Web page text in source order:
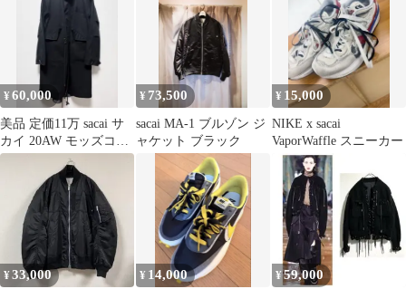
¥60,000
美品 定価11万 sacai サ
カイ 20AW モッズコー
ト 1
¥ 73,500
sacai MA-1 ブルゾン ジ
ャケット ブラック
¥ 15,000
NIKE x sacai
VaporWaffle スニーカー
¥33,000 ¥ 14,000 ¥59,000